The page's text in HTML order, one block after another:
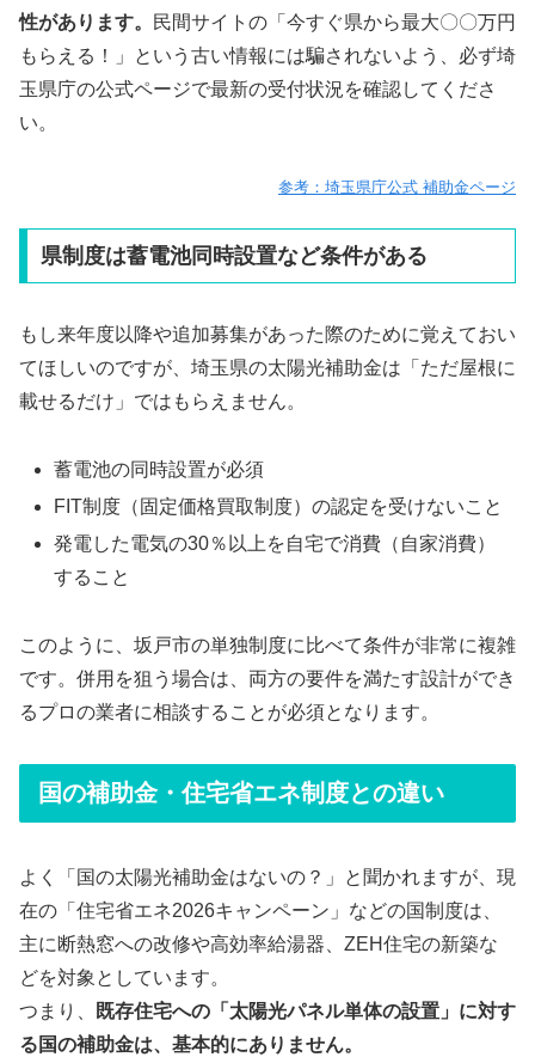
性があります。
民間サイトの「今すぐ県から最大〇〇万円
もらえる！」という古い情報には騙されないよう、必ず埼
玉県庁の公式ページで最新の受付状況を確認してくださ
い。
参考：埼玉県庁公式 補助金ページ
県制度は蓄電池同時設置など条件がある
もし来年度以降や追加募集があった際のために覚えておい
てほしいのですが、埼玉県の太陽光補助金は「ただ屋根に
載せるだけ」ではもらえません。
蓄電池の同時設置が必須
FIT制度（固定価格買取制度）の認定を受けないこと
発電した電気の30％以上を自宅で消費（自家消費）
すること
このように、坂戸市の単独制度に比べて条件が非常に複雑
です。併用を狙う場合は、両方の要件を満たす設計ができ
るプロの業者に相談することが必須となります。
国の補助金・住宅省エネ制度との違い
よく「国の太陽光補助金はないの？」と聞かれますが、現
在の「住宅省エネ2026キャンペーン」などの国制度は、
主に断熱窓への改修や高効率給湯器、ZEH住宅の新築な
どを対象としています。
つまり、
既存住宅への「太陽光パネル単体の設置」に対す
る国の補助金は、基本的にありません。